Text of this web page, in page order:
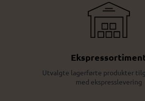
Utvalgte lagerførte produkter
med ekspresslevering